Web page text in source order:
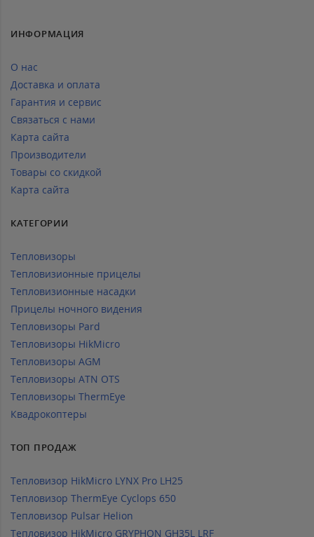
ИНФОРМАЦИЯ
О нас
Доставка и оплата
Гарантия и сервис
Связаться с нами
Карта сайта
Производители
Товары со скидкой
Карта сайта
КАТЕГОРИИ
Тепловизоры
Тепловизионные прицелы
Тепловизионные насадки
Прицелы ночного видения
Тепловизоры Pard
Тепловизоры HikMicro
Тепловизоры AGM
Тепловизоры ATN OTS
Тепловизоры ThermEye
Квадрокоптеры
ТОП ПРОДАЖ
Тепловизор HikMicro LYNX Pro LH25
Тепловизор ThermEye Cyclops 650
Тепловизор Pulsar Helion
Тепловизор HikMicro GRYPHON GH35L LRF